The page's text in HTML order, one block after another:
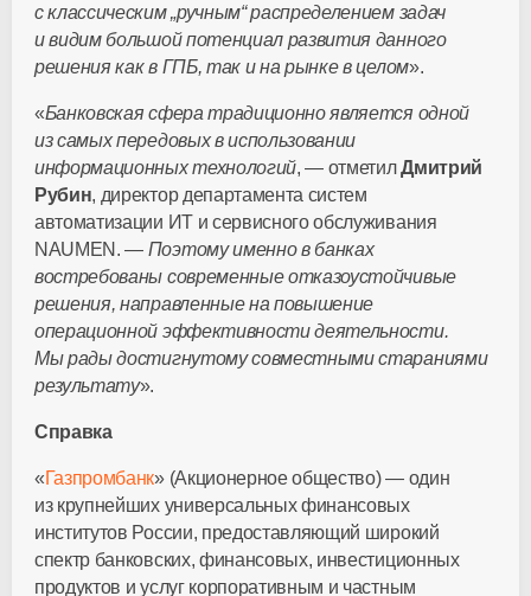
с классическим „ручным“ распределением задач
и видим большой потенциал развития данного
решения как в ГПБ, так и на рынке в целом».
«Банковская сфера традиционно является одной
из самых передовых в использовании
информационных технологий, — отметилДмитрий
Рубин, директор департамента систем
автоматизации ИТ и сервисного обслуживания
NAUMEN. — Поэтому именно в банках
востребованы современные отказоустойчивые
решения, направленные на повышение
операционной эффективности деятельности.
Мы рады достигнутому совместными стараниями
результату».
Справка
«Газпромбанк» (Акционерное общество) — один
из крупнейших универсальных финансовых
институтов России, предоставляющий широкий
спектр банковских, финансовых, инвестиционных
продуктов и услуг корпоративным и частным